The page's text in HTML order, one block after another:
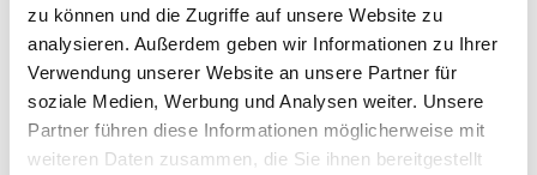
zu können und die Zugriffe auf unsere Website zu
analysieren. Außerdem geben wir Informationen zu Ihrer
Verwendung unserer Website an unsere Partner für
soziale Medien, Werbung und Analysen weiter. Unsere
Partner führen diese Informationen möglicherweise mit
weiteren Daten zusammen, die Sie ihnen bereitgestellt
Artikel-Nr.16-017-11-brown-navy
Farbe brown/navy